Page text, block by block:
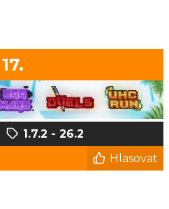
17.
1.7.2 - 26.2
Hlasovat